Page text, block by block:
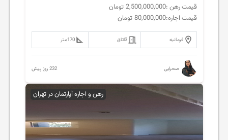
قیمت رهن :2,500,000,000 تومان
قیمت اجاره:80,000,000 تومان
فرمانیه 3اتاق 170متر
صحرایی 232 روز پیش
رهن و اجاره آپارتمان در تهران